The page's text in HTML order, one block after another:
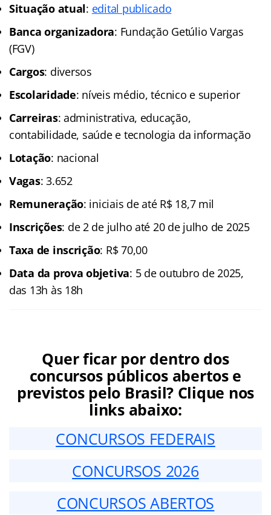
Situação atual: edital publicado
Banca organizadora: Fundação Getúlio Vargas
(FGV)
Cargos: diversos
Escolaridade: níveis médio, técnico e superior
Carreiras: administrativa, educação,
contabilidade, saúde e tecnologia da informação
Lotação: nacional
Vagas: 3.652
Remuneração: iniciais de até R$ 18,7 mil
Inscrições: de 2 de julho até 20 de julho de 2025
Taxa de inscrição: R$ 70,00
Data da prova objetiva: 5 de outubro de 2025,
das 13h às 18h
Quer ficar por dentro dos
concursos públicos abertos e
previstos pelo Brasil? Clique nos
links abaixo:
CONCURSOS FEDERAIS
CONCURSOS 2026
CONCURSOS ABERTOS